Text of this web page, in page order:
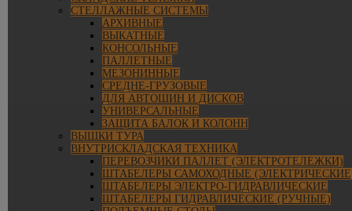
СТЕЛЛАЖНЫЕ СИСТЕМЫ
АРХИВНЫЕ
ВЫКАТНЫЕ
КОНСОЛЬНЫЕ
ПАЛЛЕТНЫЕ
МЕЗОНИННЫЕ
СРЕДНЕ-ГРУЗОВЫЕ
ДЛЯ АВТОШИН И ДИСКОВ
УНИВЕРСАЛЬНЫЕ
ЗАЩИТА БАЛОК И КОЛОНН
ВЫШКИ ТУРА
ВНУТРИСКЛАДСКАЯ ТЕХНИКА
ПЕРЕВОЗЧИКИ ПАЛЛЕТ (ЭЛЕКТРОТЕЛЕЖКИ)
ШТАБЕЛЕРЫ САМОХОДНЫЕ
ШТАБЕЛЕРЫ ЭЛЕКТРО-ГИДРАВЛИЧЕСКИЕ
ШТАБЕЛЕРЫ ГИДРАВЛИЧЕСКИЕ (РУЧНЫЕ)